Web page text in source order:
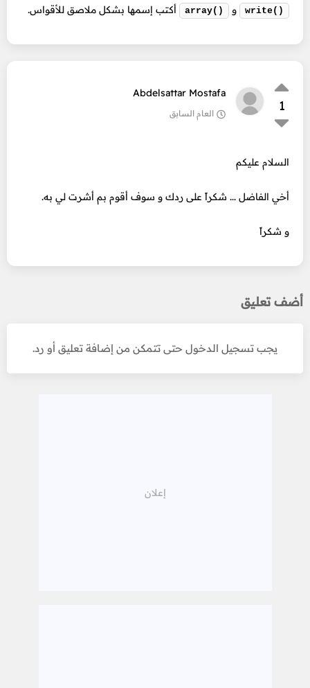
write() و array() أكتب إسمها بشكل ملاصق للأقواس.
1
Abdelsattar Mostafa
العام السابق
السلام عليكم
أخي الفاضل ... شكراً على ردك و سوف أقوم بم أشرت لي به.
و شكراً
أضف تعليق
يجب تسجيل الدخول حتى تتمكن من إضافة تعليق أو رد.